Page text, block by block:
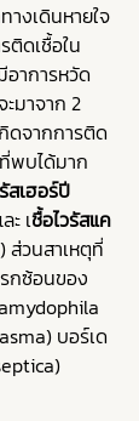
างเดินหายใจ
ติดเชื้อใน
อาการหวัด
มาจาก 2
ดจากการติด
ที่พบได้มาก
สเฮอร์ปี
ะ เชื้อไวรัสแค
ส่วนสาเหตุที่
กซ้อนของ
บอร์เด